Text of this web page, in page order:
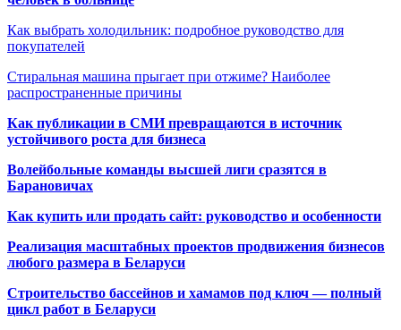
Как выбрать холодильник: подробное руководство для
покупателей
Стиральная машина прыгает при отжиме? Наиболее
распространенные причины
Как публикации в СМИ превращаются в источник
устойчивого роста для бизнеса
Волейбольные команды высшей лиги сразятся в
Барановичах
Как купить или продать сайт: руководство и особенности
Реализация масштабных проектов продвижения бизнесов
любого размера в Беларуси
Строительство бассейнов и хамамов под ключ — полный
цикл работ в Беларуси